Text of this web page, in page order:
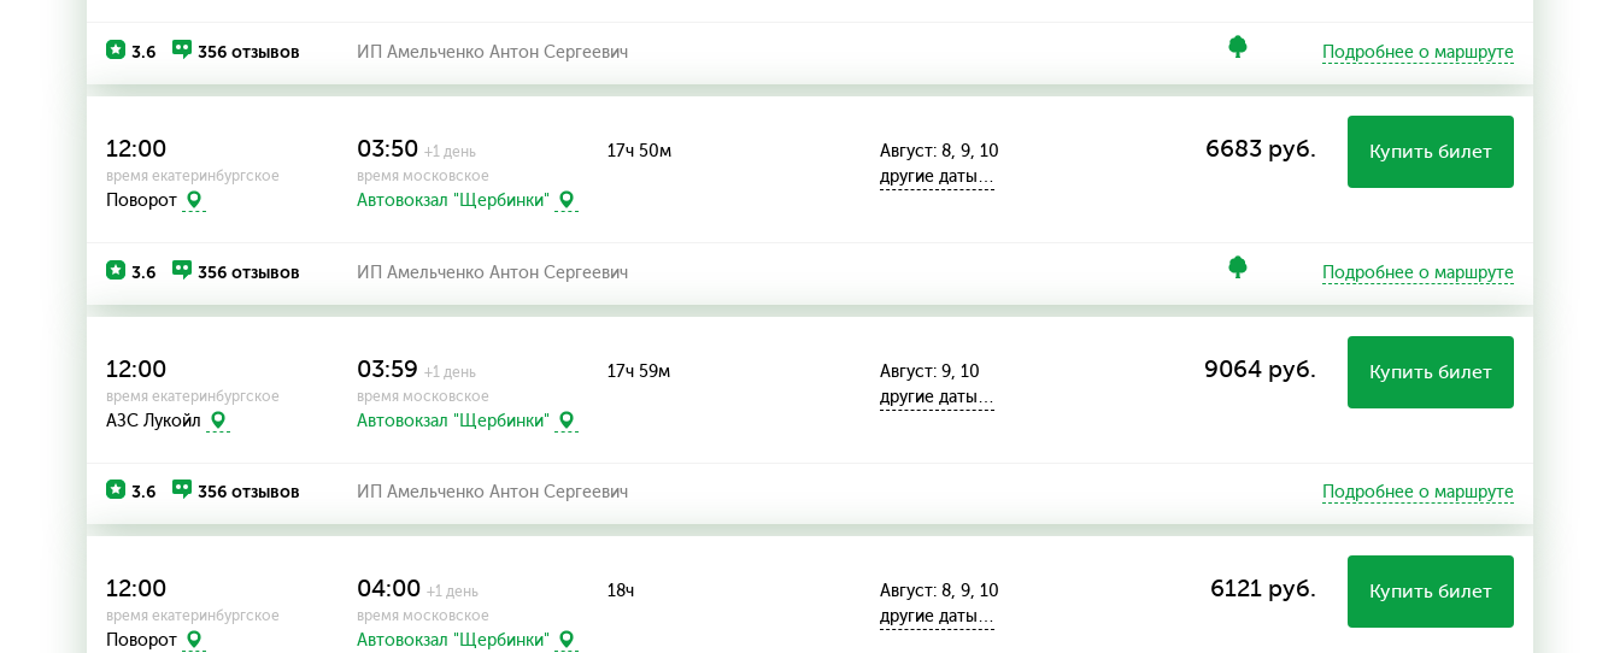
3.6 356 отзывов ИП Амельченко Антон Сергеевич Подробнее о маршруте
12:00
время екатеринбургское
Поворот
03:50 +1 день
время московское
Автовокзал "Щербинки"
17ч 50м
Август: 8, 9, 10
другие даты…
6683 руб. Купить билет
3.6 356 отзывов ИП Амельченко Антон Сергеевич Подробнее о маршруте
12:00
время екатеринбургское
АЗС Лукойл
03:59 +1 день
время московское
Автовокзал "Щербинки"
17ч 59м
Август: 9, 10
другие даты…
9064 руб. Купить билет
3.6 356 отзывов ИП Амельченко Антон Сергеевич Подробнее о маршруте
12:00
время екатеринбургское
Поворот
04:00 +1 день
время московское
Автовокзал "Щербинки"
18ч
Август: 8, 9, 10
другие даты…
6121 руб. Купить билет